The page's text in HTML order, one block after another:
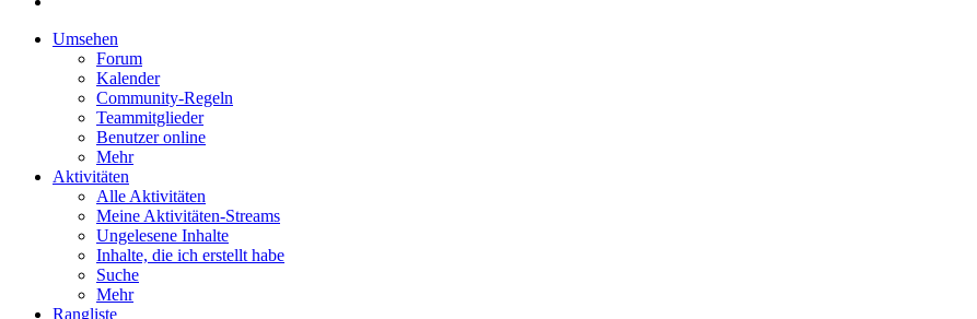
Umsehen
Forum
Kalender
Community-Regeln
Teammitglieder
Benutzer online
Mehr
Aktivitäten
Alle Aktivitäten
Meine Aktivitäten-Streams
Ungelesene Inhalte
Inhalte, die ich erstellt habe
Suche
Mehr
Rangliste